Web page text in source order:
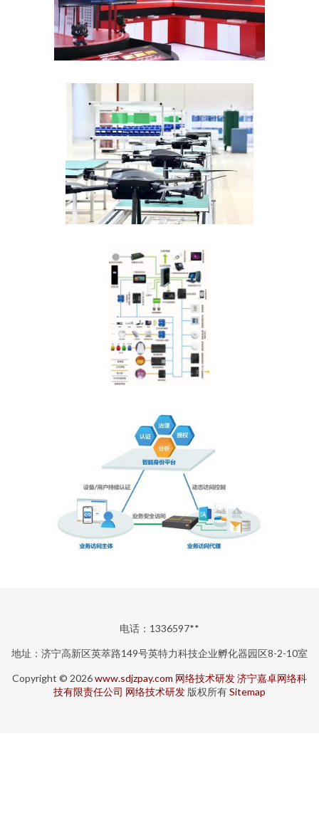
电话：1336597**
地址：济宁高新区英萃路149号英特力科技企业孵化器园区8-2-10室
Copyright © 2026www.sdjzpay.com 网络技术研发济宁嘉卓网络科
技有限责任公司 网络技术研发 版权所有Sitemap